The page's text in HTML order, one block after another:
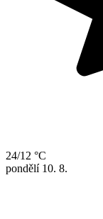
24/12 °C
pondělí 10. 8.